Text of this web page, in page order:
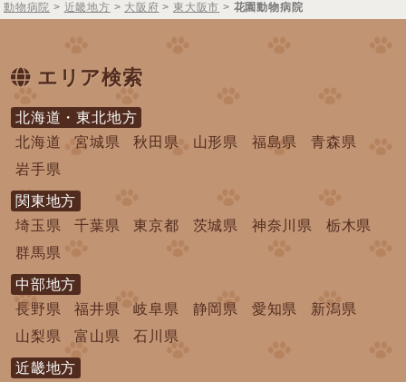
動物病院 > 近畿地方 > 大阪府 > 東大阪市 > 花園動物病院
エリア検索
北海道・東北地方
北海道
宮城県 秋田県 山形県 福島県
青森県
岩手県
関東地方
埼玉県
千葉県 東京都 茨城県 神奈川県
栃木県
群馬県
中部地方
長野県
福井県 岐阜県 静岡県 愛知県
新潟県
山梨県
富山県 石川県
近畿地方